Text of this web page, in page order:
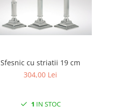
Sfesnic cu striatii 19 cm
304,00 Lei
1 IN STOC